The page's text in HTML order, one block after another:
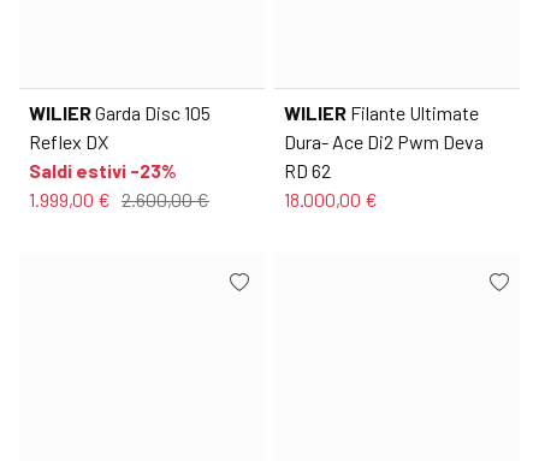
WILIERGarda Disc 105
Reflex DX
Saldi estivi -23%
1.999,00 € 2.600,00 €
WILIER Filante Ultimate
Dura- Ace Di2 Pwm Deva
RD 62
18.000,00 €